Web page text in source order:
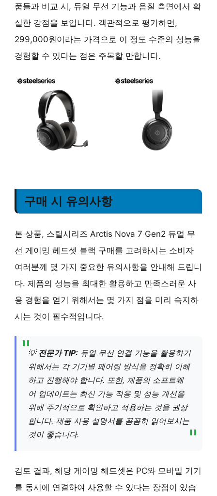
품들과 비교 시, 듀얼 무선 기능과 음질 측면에서 확
실한 강점을 보입니다. 객관적으로 평가하면,
299,000원이라는 가격으로 이 정도 수준의 성능을
경험할 수 있다는 점은 주목할 만합니다.
구매 시 유의사항
본 상품, 스틸시리즈 Arctis Nova 7 Gen2 듀얼 무
선 게이밍 헤드셋 블랙 구매를 고려하시는 소비자
여러분께 몇 가지 중요한 유의사항을 안내해 드립니
다. 제품의 성능을 최대한 활용하고 만족스러운 사
용 경험을 얻기 위해서는 몇 가지 점을 미리 숙지하
시는 것이 필수적입니다.
💡 전문가 TIP: 듀얼 무선 연결 기능을 활용하기
위해서는 각 기기별 페어링 방식을 정확히 이해
하고 진행해야 합니다. 또한, 제품의 소프트웨
어 업데이트는 최신 기능 적용 및 성능 개선을
위해 주기적으로 확인하고 적용하는 것을 권장
합니다. 제품 사용 설명서를 꼼꼼히 읽어보시는
것이 좋습니다.
검토 결과, 해당 게이밍 헤드셋은 PC와 모바일 기기
를 동시에 연결하여 사용할 수 있다는 장점이 있습